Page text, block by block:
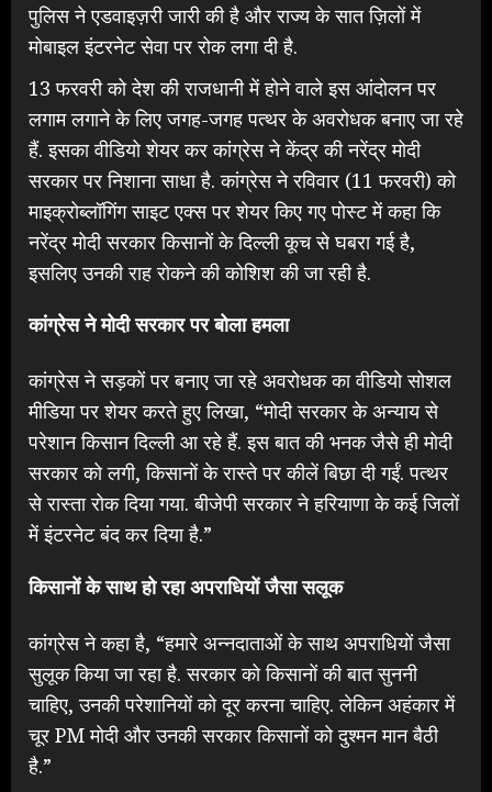
पुलिस ने एडवाइज़री जारी की है और राज्य के सात ज़िलों में
मोबाइल इंटरनेट सेवा पर रोक लगा दी है.
13 फरवरी को देश की राजधानी में होने वाले इस‌ आंदोलन पर
लगाम लगाने के लिए जगह-जगह पत्थर के अवरोधक बनाए जा रहे
हैं. इसका वीडियो शेयर कर कांग्रेस ने केंद्र की नरेंद्र मोदी
सरकार पर निशाना साधा है. कांग्रेस ने रविवार (11 फरवरी) को
माइक्रोब्लॉगिंग साइट एक्स पर शेयर किए गए पोस्ट में कहा कि
नरेंद्र मोदी सरकार किसानों के दिल्ली कूच से घबरा गई है,
इसलिए उनकी राह रोकने की कोशिश की जा रही है.
कांग्रेस ने मोदी सरकार पर बोला हमला
कांग्रेस ने सड़कों पर बनाए जा रहे अवरोधक का वीडियो सोशल
मीडिया पर शेयर करते हुए लिखा, “मोदी सरकार के अन्याय से
परेशान किसान दिल्ली आ रहे हैं. इस बात की भनक जैसे ही मोदी
सरकार को लगी, किसानों के रास्ते पर कीलें बिछा दी गईं. पत्थर
से रास्ता रोक दिया गया. बीजेपी सरकार ने हरियाणा के कई जिलों
में इंटरनेट बंद कर दिया है.”
किसानों के साथ हो रहा अपराधियों जैसा सलूक
कांग्रेस ने कहा है, “हमारे अन्नदाताओं के साथ अपराधियों जैसा
सुलूक किया जा रहा है. सरकार को किसानों की बात सुननी
चाहिए, उनकी परेशानियों को दूर करना चाहिए.‌‌ लेकिन अहंकार में
चूर PM मोदी और उनकी सरकार किसानों को दुश्मन मान बैठी
है.”